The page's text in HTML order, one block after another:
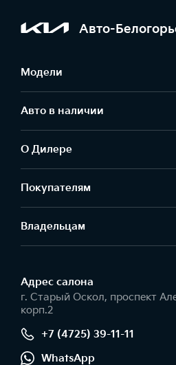
Авто-
Модели
Авто в наличии
О Дилере
Покупателям
Владельцам
Адрес салонa
г. Старый Оскол, проспект
корп.2
+7 (4725) 39-11-11
WhatsApp